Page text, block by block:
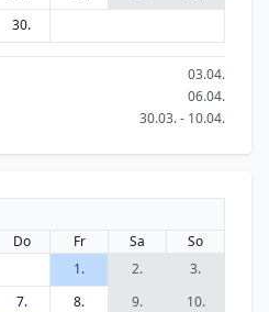
30.
03.04.
06.04.
30.03. - 10.04.
Do Fr Sa
So
1.
2.
3.
7. 8. 9.
10.